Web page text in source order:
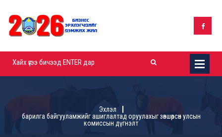
Эхлэл
барилга байгууламжийг ашиглалтад оруулахыг зөвшөөрсөн улсын
комиссын дүгнэлт